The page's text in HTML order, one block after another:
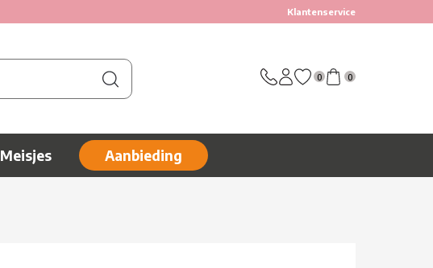
Klantenservice
0 0
Meisjes Aanbieding